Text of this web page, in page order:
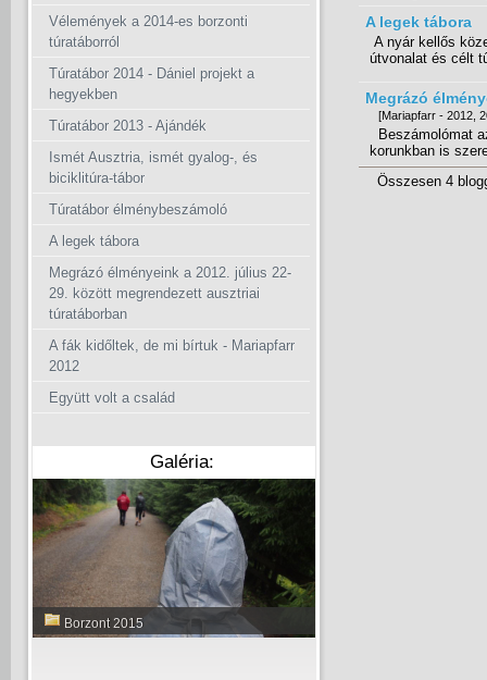
Vélemények a 2014-es borzonti
túratáborról
Túratábor 2014 - Dániel projekt a
hegyekben
Túratábor 2013 - Ajándék
Ismét Ausztria, ismét gyalog-, és
biciklitúra-tábor
Túratábor élménybeszámoló
A legek tábora
Megrázó élményeink a 2012. július 22-
29. között megrendezett ausztriai
túratáborban
A fák kidőltek, de mi bírtuk - Mariapfarr
2012
Együtt volt a család
Galéria:
Borzont 2015
A legek tábora
A nyár kellős
útvonalat és célt
Megrázó
[Mariapfarr - 2012,
Beszámolómat
korunkban is
Összesen 4